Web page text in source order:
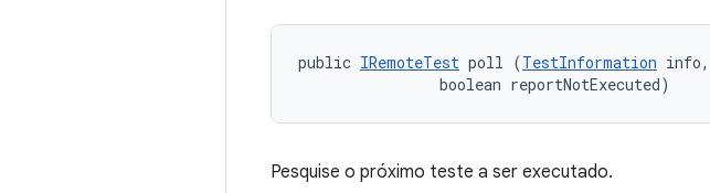
public IRemoteTest poll (TestInformation info,
                boolean reportNotExecuted)
Pesquise o próximo teste a ser executado.